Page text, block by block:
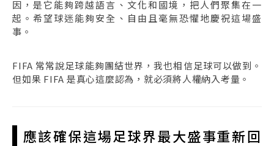
因，是它能夠跨越語言、文化和國境，把人們聚集在一
起。希望球迷能夠安全、自由且毫無恐懼地慶祝這場盛
事。
FIFA 常常說足球能夠團結世界，我也相信足球可以做到。
但如果 FIFA 是真心這麼認為，就必須將人權納入考量。
應該確保這場足球界最大盛事重新回